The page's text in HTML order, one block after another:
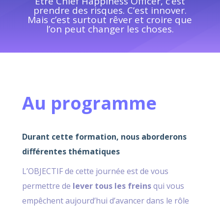
prendre des risques. C’est innover.
Mais c’est surtout rêver et croire que
l’on peut changer les choses.
Au programme
Durant cette formation, nous aborderons
différentes thématiques
L’OBJECTIF de cette journée est de vous
permettre de lever tous les freinsqui vous
empêchent aujourd’hui d’avancer dans le rôle